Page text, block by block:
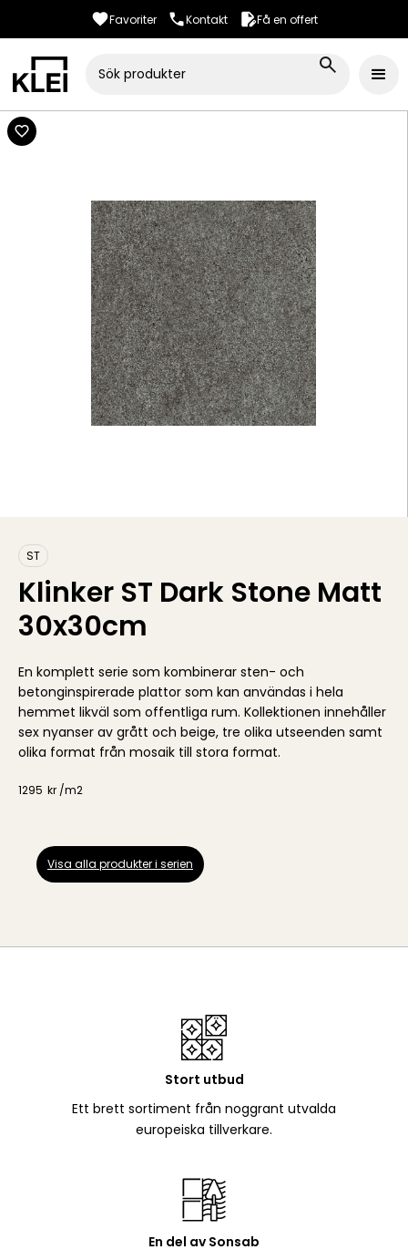
Favoriter Kontakt Få en offert
ST
Klinker ST Dark Stone Matt
30x30cm
En komplett serie som kombinerar sten- och
betonginspirerade plattor som kan användas i hela
hemmet likväl som offentliga rum. Kollektionen innehåller
sex nyanser av grått och beige, tre olika utseenden samt
olika format från mosaik till stora format.
1295 kr /m2
Visa alla produkter i serien
Stort utbud
Ett brett sortiment från noggrant utvalda
europeiska tillverkare.
En del av Sonsab